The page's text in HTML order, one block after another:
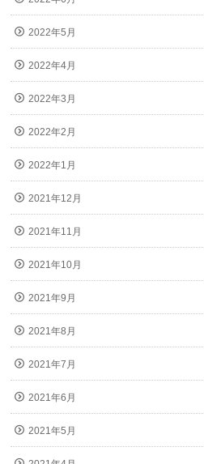
2022年5月
2022年4月
2022年3月
2022年2月
2022年1月
2021年12月
2021年11月
2021年10月
2021年9月
2021年8月
2021年7月
2021年6月
2021年5月